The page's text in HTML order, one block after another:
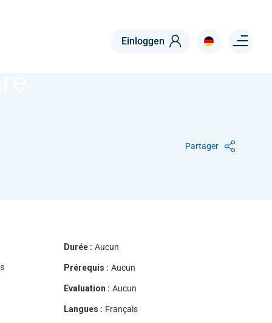
Einloggen Menu right
Partager
Durée : Aucun
Prérequis : Aucun
Evaluation : Aucun
Langues : Français